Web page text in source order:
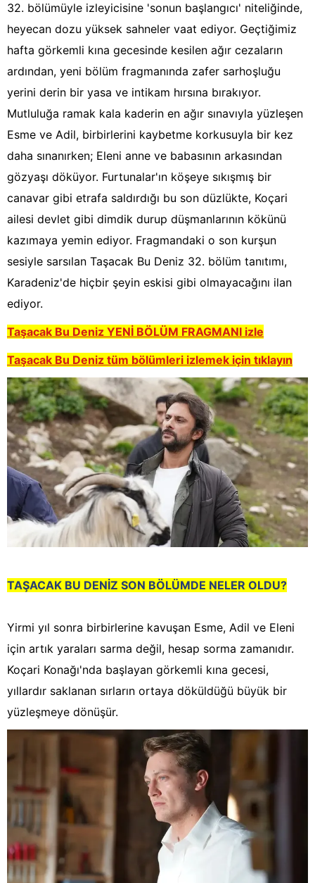
32. bölümüyle izleyicisine 'sonun başlangıcı' niteliğinde,
heyecan dozu yüksek sahneler vaat ediyor. Geçtiğimiz
hafta görkemli kına gecesinde kesilen ağır cezaların
ardından, yeni bölüm fragmanında zafer sarhoşluğu
yerini derin bir yasa ve intikam hırsına bırakıyor.
Mutluluğa ramak kala kaderin en ağır sınavıyla yüzleşen
Esme ve Adil, birbirlerini kaybetme korkusuyla bir kez
daha sınanırken; Eleni anne ve babasının arkasından
gözyaşı döküyor. Furtunalar'ın köşeye sıkışmış bir
canavar gibi etrafa saldırdığı bu son düzlükte, Koçari
ailesi devlet gibi dimdik durup düşmanlarının kökünü
kazımaya yemin ediyor. Fragmandaki o son kurşun
sesiyle sarsılan Taşacak Bu Deniz 32. bölüm tanıtımı,
Karadeniz'de hiçbir şeyin eskisi gibi olmayacağını ilan
ediyor.
Taşacak Bu Deniz YENİ BÖLÜM FRAGMANI izle
Taşacak Bu Deniz tüm bölümleri izlemek için tıklayın
TAŞACAK BU DENİZ SON BÖLÜMDE NELER OLDU?
Yirmi yıl sonra birbirlerine kavuşan Esme, Adil ve Eleni
için artık yaraları sarma değil, hesap sorma zamanıdır.
Koçari Konağı'nda başlayan görkemli kına gecesi,
yıllardır saklanan sırların ortaya döküldüğü büyük bir
yüzleşmeye dönüşür.